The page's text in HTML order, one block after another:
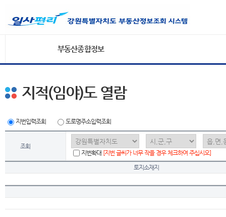
부동산종합정보
지적(임야)도 열람
지번입력조회 도로명주소입력조회
조회
지번확대 [지번 글씨가 너무 작을 경우 체크하여 주십시오]
토지소재지